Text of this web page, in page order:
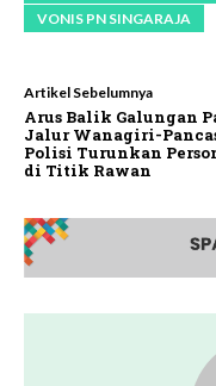
VONIS PN SINGARAJA
Artikel Sebelumnya
Arus Balik Galungan
Jalur Wanagiri-
Polisi Turunkan
di Titik Rawan